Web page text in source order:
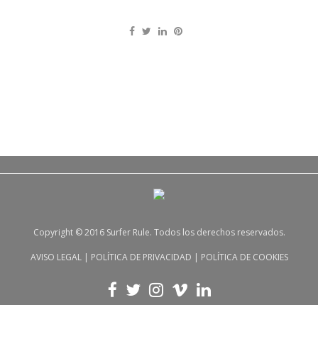
Copyright © 2016 Surfer Rule. Todos los derechos reservados.
AVISO LEGAL| POLÍTICA DE PRIVACIDAD | POLÍTICA DE COOKIES